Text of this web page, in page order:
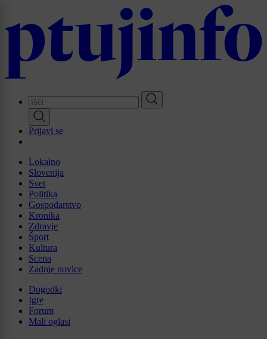
main
Prijavi se
Lokalno
Slovenija
Svet
Politika
Gospodarstvo
Kronika
Zdravje
Šport
Kultura
Scena
Zadnje novice
Dogodki
Igre
Forum
Mali oglasi